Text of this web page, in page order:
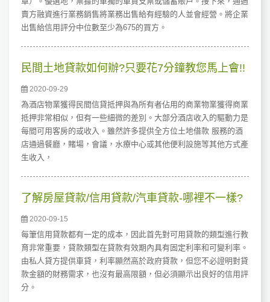
賣方融資進行業務銷售將業務出售給有經驗的人並會經營。將企業
出售給信用評分中位數至少為675的買方。
民間土地貸款如何辦?只要花7分鐘教您馬上會!!
2020-09-29
為酒店物業獲得民間信貸抵押與為所有者佔用的商業物業獲得商業
抵押非常相似，但有一些細微的差別。大部分酒店收入的驅動力是
每間可用客房的或收入。雖然許多提供全方位土地借款 服務的酒
店通過餐廳，賭場，會議，水療中心或其他便利設施等其他方式產
生收入，
了解房屋貸款/信用貸款/汽車貸款-哪裡不一樣?
2020-09-15
每筆信用貸款都有一定的成本，因此首先對可用貸款的類型進行教
育非常重要，貸款類型在貸款有效期內具有固定利率和可變利率。
由私人貸方提供車貸，利率顯然高於政府貸款，但您不必證明對貸
款金額的財務需求，也沒有最高限額，但必須顯示出良好的信用評
分。